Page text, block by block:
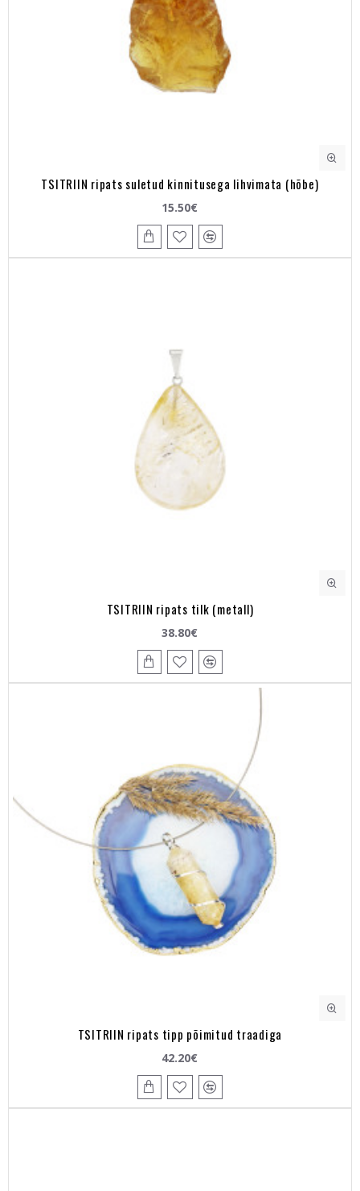
TSITRIIN ripats suletud kinnitusega lihvimata (hõbe)
15.50€
TSITRIIN ripats tilk (metall)
38.80€
TSITRIIN ripats tipp põimitud traadiga
42.20€